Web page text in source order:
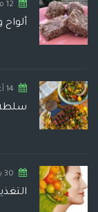
12 مارس,2021
ألواح
14 أغسطس,2024
سلطة
30 يونيو,2020